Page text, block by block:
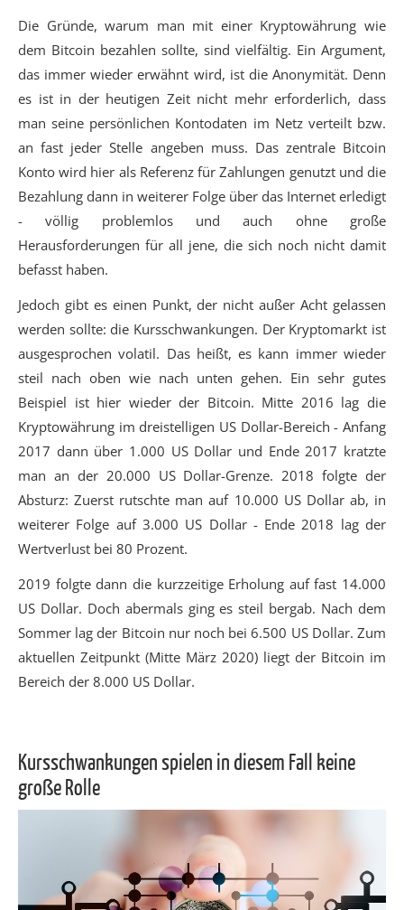
Die Gründe, warum man mit einer Kryptowährung wie
dem Bitcoin bezahlen sollte, sind vielfältig. Ein Argument,
das immer wieder erwähnt wird, ist die Anonymität. Denn
es ist in der heutigen Zeit nicht mehr erforderlich, dass
man seine persönlichen Kontodaten im Netz verteilt bzw.
an fast jeder Stelle angeben muss. Das zentrale Bitcoin
Konto wird hier als Referenz für Zahlungen genutzt und die
Bezahlung dann in weiterer Folge über das Internet erledigt
- völlig problemlos und auch ohne große
Herausforderungen für all jene, die sich noch nicht damit
befasst haben.
Jedoch gibt es einen Punkt, der nicht außer Acht gelassen
werden sollte: die Kursschwankungen. Der Kryptomarkt ist
ausgesprochen volatil. Das heißt, es kann immer wieder
steil nach oben wie nach unten gehen. Ein sehr gutes
Beispiel ist hier wieder der Bitcoin. Mitte 2016 lag die
Kryptowährung im dreistelligen US Dollar-Bereich - Anfang
2017 dann über 1.000 US Dollar und Ende 2017 kratzte
man an der 20.000 US Dollar-Grenze. 2018 folgte der
Absturz: Zuerst rutschte man auf 10.000 US Dollar ab, in
weiterer Folge auf 3.000 US Dollar - Ende 2018 lag der
Wertverlust bei 80 Prozent.
2019 folgte dann die kurzzeitige Erholung auf fast 14.000
US Dollar. Doch abermals ging es steil bergab. Nach dem
Sommer lag der Bitcoin nur noch bei 6.500 US Dollar. Zum
aktuellen Zeitpunkt (Mitte März 2020) liegt der Bitcoin im
Bereich der 8.000 US Dollar.
Kursschwankungen spielen in diesem Fall keine
große Rolle